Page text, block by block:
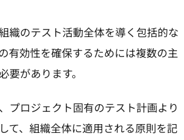
織のテスト活動全体を導く包括的な
有効性を確保するためには複数の主
要があります。
プロジェクト固有のテスト計画より
て、組織全体に適用される原則を記